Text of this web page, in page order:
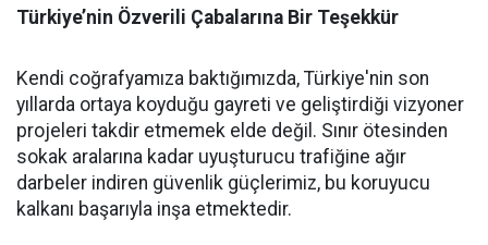
Türkiye’nin Özverili Çabalarına Bir Teşekkür
​Kendi coğrafyamıza baktığımızda, Türkiye'nin son
yıllarda ortaya koyduğu gayreti ve geliştirdiği vizyoner
projeleri takdir etmemek elde değil. Sınır ötesinden
sokak aralarına kadar uyuşturucu trafiğine ağır
darbeler indiren güvenlik güçlerimiz, bu koruyucu
kalkanı başarıyla inşa etmektedir.